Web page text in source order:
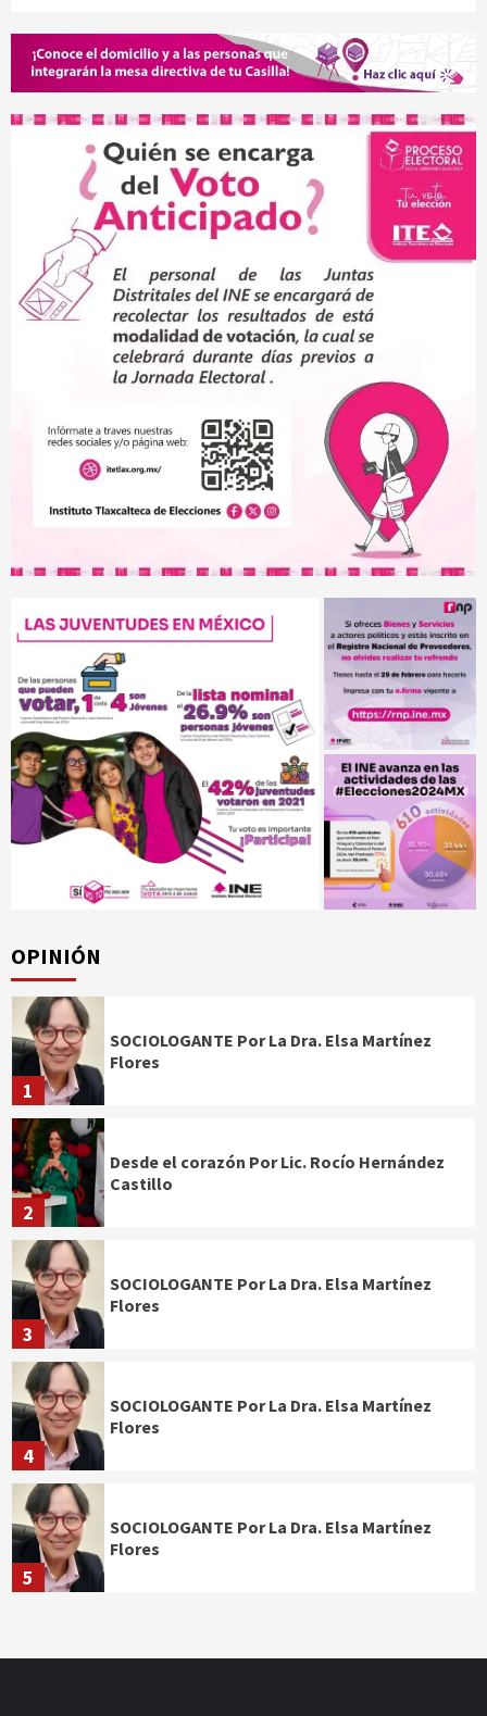
OPINIÓN
1
SOCIOLOGANTE Por La Dra. Elsa Martínez
Flores
2
Desde el corazón Por Lic. Rocío Hernández
Castillo
3
SOCIOLOGANTE Por La Dra. Elsa Martínez
Flores
4
SOCIOLOGANTE Por La Dra. Elsa Martínez
Flores
5
SOCIOLOGANTE Por La Dra. Elsa Martínez
Flores